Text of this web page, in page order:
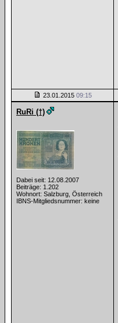
23.01.2015 09:15
RuRi (†)
Dabei seit: 12.08.2007
Beiträge: 1.202
Wohnort: Salzburg, Österreich
IBNS-Mitgliedsnummer: keine